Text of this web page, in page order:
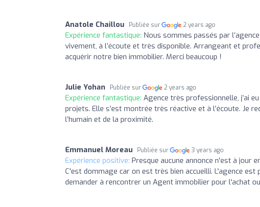
Anatole Chaillou Publiée sur 2 years ago
Expérience fantastique: Nous sommes passés par
vivement, à l’écoute et très disponible. Arrangeant et
acquérir notre bien immobilier. Merci beaucoup !
Julie Yohan Publiée sur 2 years ago
Expérience fantastique: Agence très professionnelle, j’ai
projets. Elle s’est montrée très réactive et à l’écoute. Je
l’humain et de la proximité.
Emmanuel Moreau Publiée sur 3 years ago
Expérience positive: Presque aucune annonce n'est à jour
C'est dommage car on est très bien accueilli. L'agence
demander à rencontrer un Agent immobilier pour l'achat